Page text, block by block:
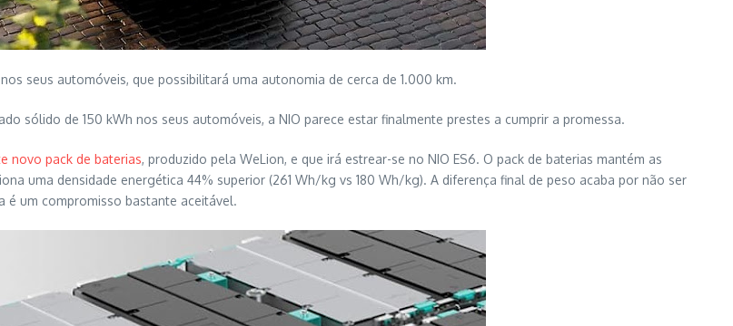
seus automóveis, que possibilitará uma autonomia de cerca de 1.000 km.
sólido de 150 kWh nos seus automóveis, a NIO parece estar finalmente prestes a cumprir a promessa.
novo pack de baterias, produzido pela WeLion, e que irá estrear-se no NIO ES6. O pack de baterias mantém as
uma densidade energética 44% superior (261 Wh/kg vs 180 Wh/kg). A diferença final de peso acaba por não ser
é um compromisso bastante aceitável.